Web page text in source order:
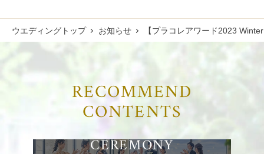
ウエディングトップ お知らせ 【プラコレアワード2023
RECOMMEND
CONTENTS